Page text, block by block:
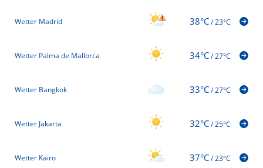
Wetter Madrid 38°C/23°C
Wetter Palma de Mallorca 34°C/27°C
Wetter Bangkok 33°C/27°C
Wetter Jakarta 32°C/25°C
Wetter Kairo 37°C/23°C